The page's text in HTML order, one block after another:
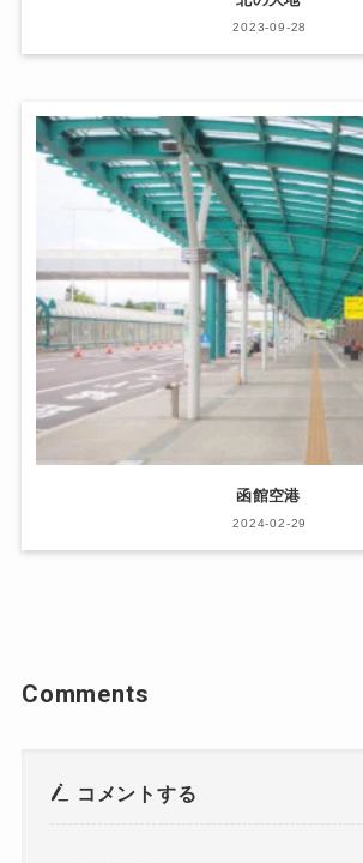
2023-09-28
函館空港
2024-02-29
Comments
コメントする